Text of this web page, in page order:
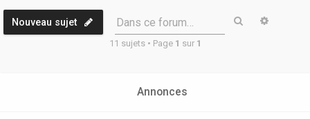
Nouveau sujet Dans ce forum… Rechercher
11 sujets • Page 1 sur 1
Annonces